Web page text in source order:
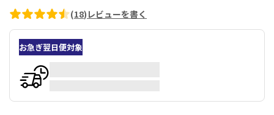
(18) レビューを書く
お急ぎ翌日便対象